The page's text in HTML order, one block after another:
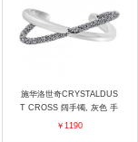
施华洛世奇CRYSTALDUS
T CROSS 阔手镯, 灰色 手
镯
￥1190